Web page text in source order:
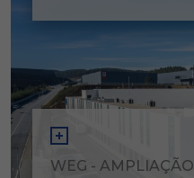
WEG - AMPLIAÇÃO